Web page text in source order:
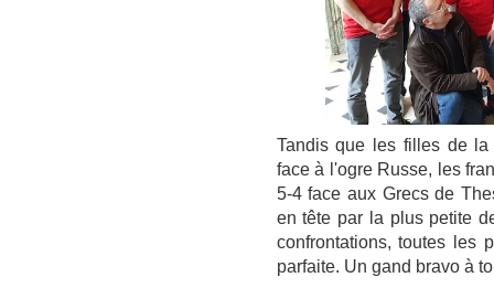
Tandis que les filles de
face à l'ogre Russe, les
5-4 face aux Grecs de
en tête par la plus petite
confrontations, toutes les
parfaite. Un gand bravo à